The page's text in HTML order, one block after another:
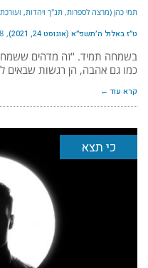
תמי כהן (מרצה לספרות, תנ"ך ויהדות,
ט״ז באלול ה׳תשפ״א (אוגוסט 24, 2021)
בשמחה תמיד. "זה מדהים
כמו גם אהבה, הן רגשות שבאים
קרא עוד ←
כי תצא